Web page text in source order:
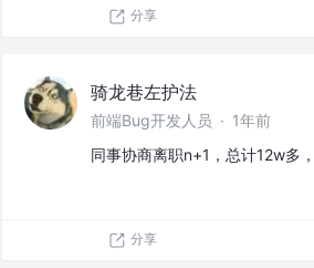
分享
骑龙巷左护法
前端Bug开发人员 · 1年前
同事协商离职n+1，总计12w多
分享